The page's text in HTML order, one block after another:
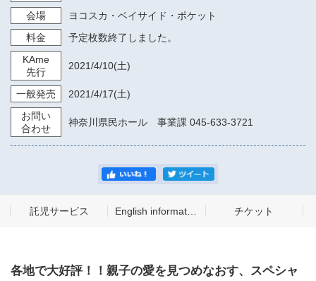
会場
ヨコスカ・ベイサイド・ポケット
料金
予定枚数終了しました。
KAme
先行
2021/4/10(土)
一般発売 2021/4/17(土)
お問い
合わせ
神奈川県民ホール 事業課 045-633-3721
託児サービス チケット
各地で大好評！！親子の愛を見つめなおす、スペシャ